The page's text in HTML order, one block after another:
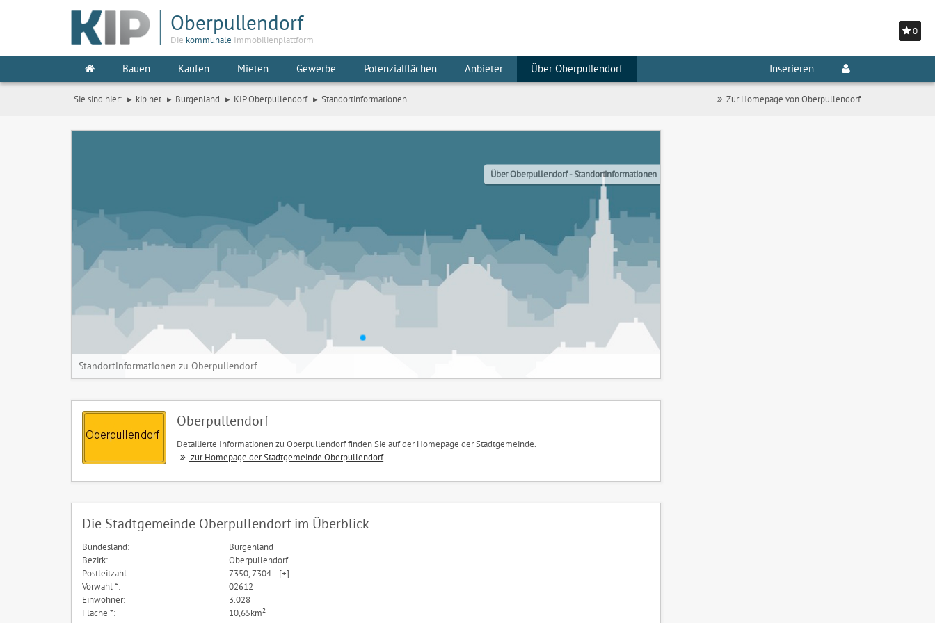
0
Oberpullendorf
Die kommunale Immobilienplattform
Bauen Kaufen Mieten Gewerbe Potenzialflächen Anbieter Über Oberpullendorf Inserieren
Sie sind hier: kip.net Burgenland KIP Oberpullendorf Standortinformationen Zur Homepage von Oberpullendorf
Über Oberpullendorf - Standortinformationen
Standortinformationen zu Oberpullendorf
Oberpullendorf
Detailierte Informationen zu Oberpullendorf finden Sie auf der Homepage der Stadtgemeinde.
zur Homepage der Stadtgemeinde Oberpullendorf
Die Stadtgemeinde Oberpullendorf im Überblick
Bundesland:
Burgenland
Bezirk:
Oberpullendorf
Postleitzahl:
7350, 7304...[+]
Vorwahl *:
02612
Einwohner:
3.028
Fläche *:
10,65km²